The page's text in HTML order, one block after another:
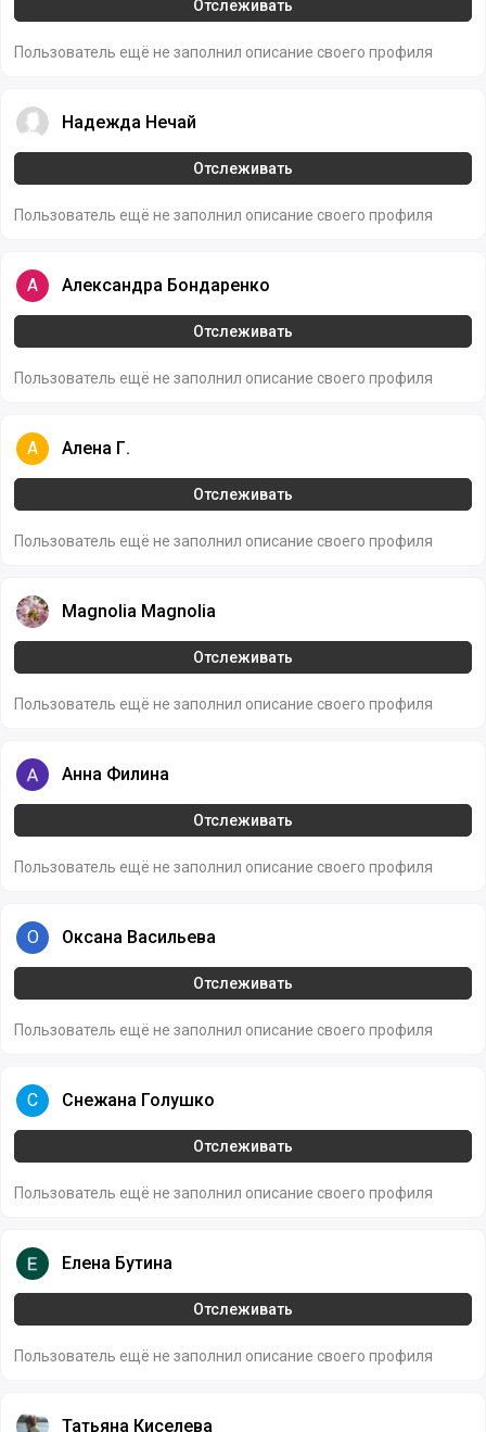
Отслеживать
Пользователь ещё не заполнил описание своего профиля
Надежда Нечай
Надежда Нечай
Отслеживать
Пользователь ещё не заполнил описание своего профиля
Александра Бондаренко
А Александра Бондаренко
Отслеживать
Пользователь ещё не заполнил описание своего профиля
Алена Г.
А Алена Г.
Отслеживать
Пользователь ещё не заполнил описание своего профиля
Magnolia Magnolia
Magnolia Magnolia
Отслеживать
Пользователь ещё не заполнил описание своего профиля
Анна Филина
Анна Филина
Отслеживать
Пользователь ещё не заполнил описание своего профиля
Оксана Васильева
О Оксана Васильева
Отслеживать
Пользователь ещё не заполнил описание своего профиля
Снежана Голушко
С Снежана Голушко
Отслеживать
Пользователь ещё не заполнил описание своего профиля
Елена Бутина
Елена Бутина
Отслеживать
Пользователь ещё не заполнил описание своего профиля
Татьяна Киселева
Татьяна Киселева